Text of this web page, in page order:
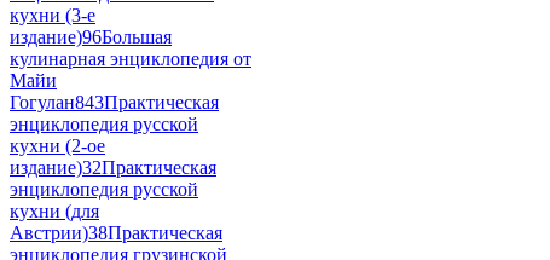
кухни (3-е
издание)96Большая
кулинарная энциклопедия от
Майи
Гогулан843Практическая
энциклопедия русской
кухни (2-ое
издание)32Практическая
энциклопедия русской
кухни (для
Австрии)38Практическая
энциклопедия грузинской